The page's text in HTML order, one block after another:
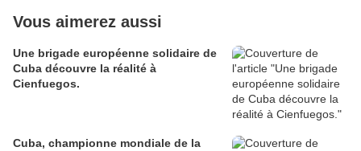
Vous aimerez aussi
Une brigade européenne solidaire de
Cuba découvre la réalité à
Cienfuegos.
Cuba, championne mondiale de la